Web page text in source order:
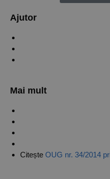
Ajutor
Mai mult
Citește OUG nr. 34/2014